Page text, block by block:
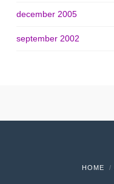
december 2005
september 2002
HOME